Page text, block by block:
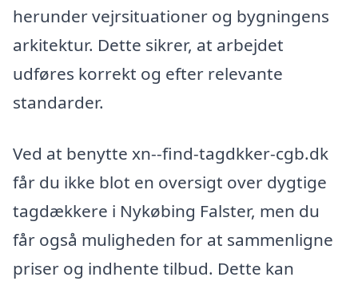
herunder vejrsituationer og bygningens
arkitektur. Dette sikrer, at arbejdet
udføres korrekt og efter relevante
standarder.
Ved at benytte xn--find-tagdkker-cgb.dk
får du ikke blot en oversigt over dygtige
tagdækkere i Nykøbing Falster, men du
får også muligheden for at sammenligne
priser og indhente tilbud. Dette kan